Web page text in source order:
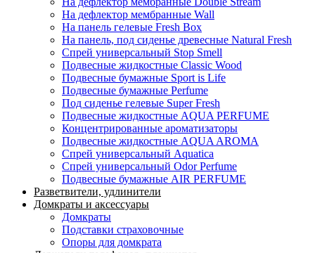
На дефлектор мембранные Wall
На панель гелевые Fresh Box
На панель, под сиденье древесные Natural Fresh
Спрей универсальный Stop Smell
Подвесные жидкостные Classic Wood
Подвесные бумажные Sport is Life
Подвесные бумажные Perfume
Под сиденье гелевые Super Fresh
Подвесные жидкостные AQUA PERFUME
Концентрированные ароматизаторы
Подвесные жидкостные AQUA AROMA
Спрей универсальный Aquatica
Спрей универсальный Odor Perfume
Подвесные бумажные AIR PERFUME
Разветвители, удлинители
Домкраты и аксессуары
Домкраты
Подставки страховочные
Опоры для домкрата